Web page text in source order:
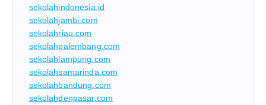
sekolahindonesia.id
sekolahjambi.com
sekolahriau.com
sekolahpalembang.com
sekolahlampung.com
sekolahsamarinda.com
sekolahbandung.com
sekolahdenpasar.com